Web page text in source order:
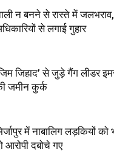
न बनने से रास्ते में
से लगाई गुहार
जिहाद’ से जुड़े गैंग लीडर
जमीन कुर्क
में नाबालिग लड़कियों
आरोपी दबोचे गए